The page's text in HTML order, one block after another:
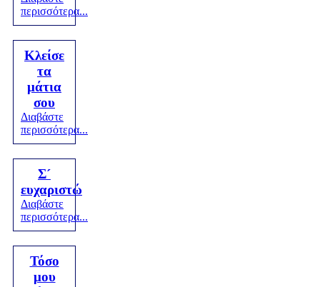
περισσότερα...
Κλείσε
τα
μάτια
σου
Διαβάστε
περισσότερα...
Σ´
ευχαριστώ
Διαβάστε
περισσότερα...
Τόσο
μου